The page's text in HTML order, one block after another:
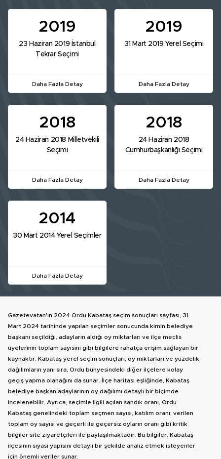
2019
23 Haziran 2019 İstanbul
Tekrar Seçimi
Daha Fazla Detay
2019
31 Mart 2019 Yerel Seçimi
Daha Fazla Detay
2018
24 Haziran 2018 Milletvekili
Seçimi
Daha Fazla Detay
2018
24 Haziran 2018
Cumhurbaşkanlığı Seçimi
Daha Fazla Detay
2014
30 Mart 2014 Yerel Seçimler
Daha Fazla Detay
Gazetevatan'ın 2024 Ordu Kabataş seçim sonuçları sayfası, 31
Mart 2024 tarihinde yapılan seçimler sonucunda kimin belediye
başkanı seçildiği, adayların aldığı oy miktarları ve ilçe meclis
üyelerinin toplam sayısını gibi bilgilere rahatça erişim sağlayan bir
kaynaktır. Kabataş yerel seçim sonuçları, oy miktarları ve yüzdelik
dağılımların yanı sıra, Ordu bünyesindeki diğer ilçelere kolay
geçiş yapma olanağını da sunar. İlçe haritası eşliğinde, Kabataş
belediye başkan adaylarının oy dağılımı detaylı bir biçimde
incelenebilir. Ayrıca, seçimle ilgili açılan sandık oranı, Ordu
Kabataş genelindeki toplam seçmen sayısı, katılım oranı, verilen
toplam oy sayısı ve geçerli ile geçersiz oyların oranı gibi kritik
bilgiler site ziyaretçileri ile paylaşılmaktadır. Bu bilgiler, Kabataş
ilçesinin siyasi yapısını detaylı bir şekilde analiz etmek isteyenler
için önemli veriler sunar.